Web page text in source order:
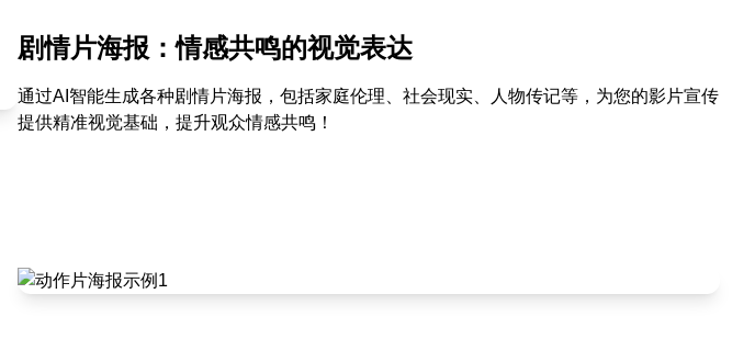
剧情片海报：情感共鸣的视觉表达
通过AI智能生成各种剧情片海报，包括家庭伦理、社会现实、人物传记等，为您的影片宣传
提供精准视觉基础，提升观众情感共鸣！